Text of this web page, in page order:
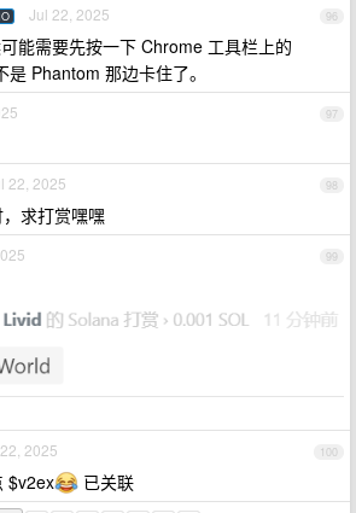
96
Jul 22, 2025
能需要先按一下 Chrome 工具栏上的
Phantom 那边卡住了。
97
98
22, 2025
求打赏嘿嘿
99
100
2025
$v2ex
已关联